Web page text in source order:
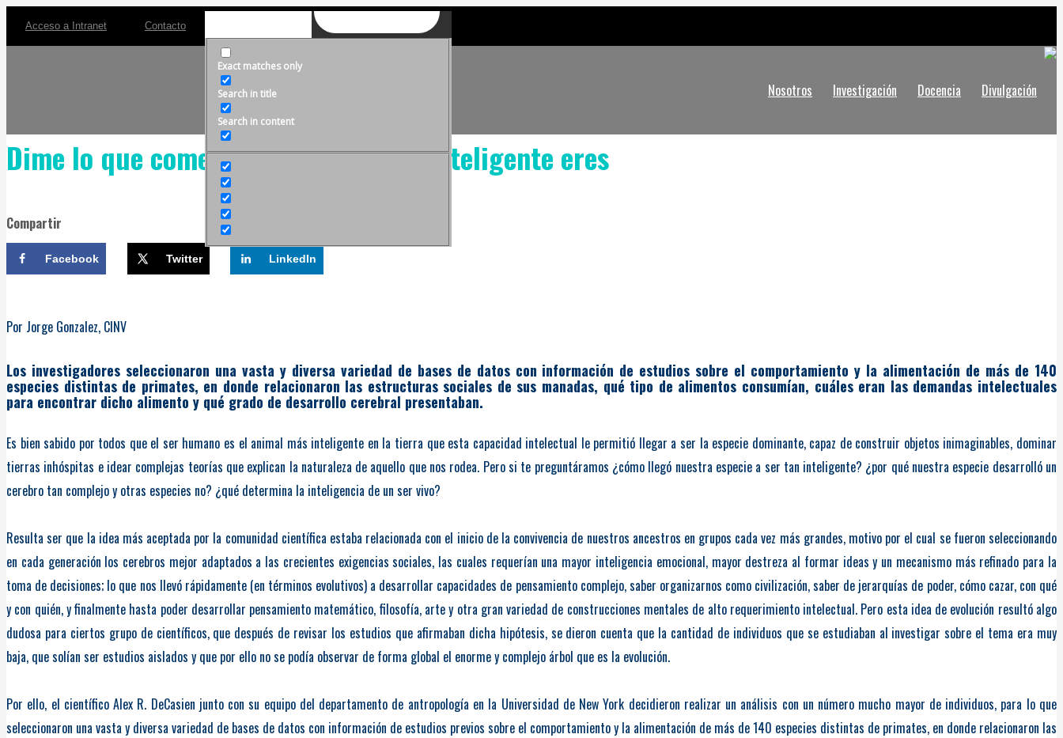
Acceso a Intranet Contacto
Exact matches only
Search in title
Search in content
Nosotros Investigación Docencia Divulgación
Dime lo que comes y te diré qué tan inteligente eres
Compartir
Facebook Twitter LinkedIn
Por Jorge Gonzalez, CINV
Los investigadores seleccionaron una vasta y diversa variedad de bases de datos con información de estudios sobre el comportamiento y la alimentación de más de 140
especies distintas de primates, en donde relacionaron las estructuras sociales de sus manadas, qué tipo de alimentos consumían, cuáles eran las demandas intelectuales
para encontrar dicho alimento y qué grado de desarrollo cerebral presentaban.
Es bien sabido por todos que el ser humano es el animal más inteligente en la tierra que esta capacidad intelectual le permitió llegar a ser la especie dominante, capaz de construir objetos inimaginables, dominar
tierras inhóspitas e idear complejas teorías que explican la naturaleza de aquello que nos rodea. Pero si te preguntáramos ¿cómo llegó nuestra especie a ser tan inteligente? ¿por qué nuestra especie desarrolló un
cerebro tan complejo y otras especies no? ¿qué determina la inteligencia de un ser vivo?
Resulta ser que la idea más aceptada por la comunidad científica estaba relacionada con el inicio de la convivencia de nuestros ancestros en grupos cada vez más grandes, motivo por el cual se fueron seleccionando
en cada generación los cerebros mejor adaptados a las crecientes exigencias sociales, las cuales requerían una mayor inteligencia emocional, mayor destreza al formar ideas y un mecanismo más refinado para la
toma de decisiones; lo que nos llevó rápidamente (en términos evolutivos) a desarrollar capacidades de pensamiento complejo, saber organizarnos como civilización, saber de jerarquías de poder, cómo cazar, con qué
y con quién, y finalmente hasta poder desarrollar pensamiento matemático, filosofía, arte y otra gran variedad de construcciones mentales de alto requerimiento intelectual. Pero esta idea de evolución resultó algo
dudosa para ciertos grupo de científicos, que después de revisar los estudios que afirmaban dicha hipótesis, se dieron cuenta que la cantidad de individuos que se estudiaban al investigar sobre el tema era muy
baja, que solían ser estudios aislados y que por ello no se podía observar de forma global el enorme y complejo árbol que es la evolución.
Por ello, el científico Alex R. DeCasien junto con su equipo del departamento de antropología en la Universidad de New York decidieron realizar un análisis con un número mucho mayor de individuos, para lo que
seleccionaron una vasta y diversa variedad de bases de datos con información de estudios previos sobre el comportamiento y la alimentación de más de 140 especies distintas de primates, en donde relacionaron las